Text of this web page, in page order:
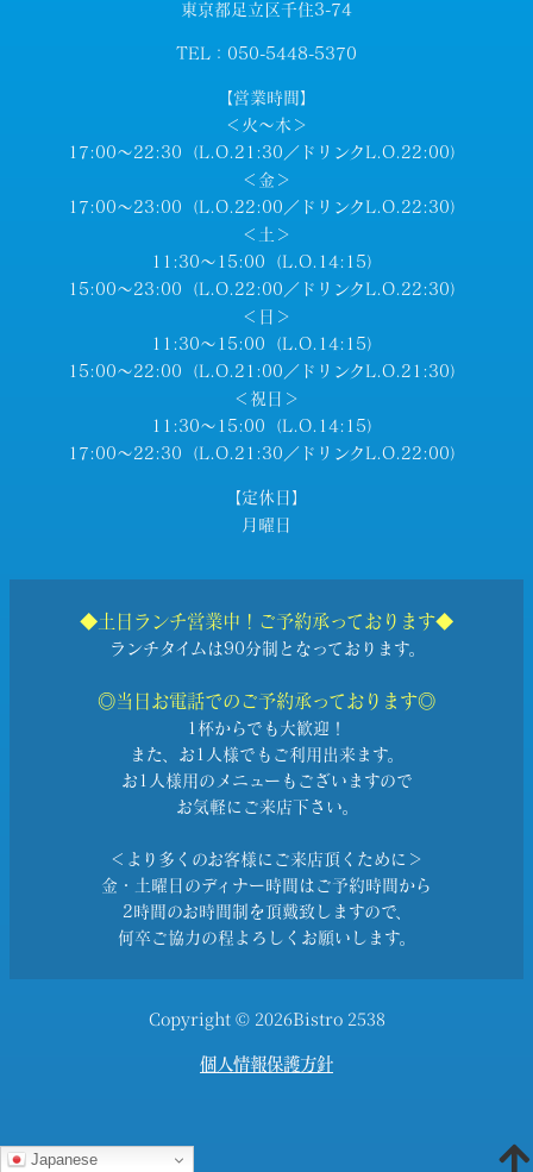
東京都足立区千住3-74
TEL：050-5448-5370
【営業時間】
＜火～木＞
17:00～22:30（L.O.21:30／ドリンクL.O.22:00）
＜金＞
17:00～23:00（L.O.22:00／ドリンクL.O.22:30）
＜土＞
11:30～15:00（L.O.14:15）
15:00～23:00（L.O.22:00／ドリンクL.O.22:30）
＜日＞
11:30～15:00（L.O.14:15）
15:00～22:00（L.O.21:00／ドリンクL.O.21:30）
＜祝日＞
11:30～15:00（L.O.14:15）
17:00～22:30（L.O.21:30／ドリンクL.O.22:00）
【定休日】
月曜日
◆土日ランチ営業中！ご予約承っております◆
ランチタイムは90分制となっております。
◎当日お電話でのご予約承っております◎
1杯からでも大歓迎！
また、お1人様でもご利用出来ます。
お1人様用のメニューもございますので
お気軽にご来店下さい。
＜より多くのお客様にご来店頂くために＞
金・土曜日のディナー時間はご予約時間から
2時間のお時間制を頂戴致しますので、
何卒ご協力の程よろしくお願いします。
Copyright © 2026Bistro 2538
個人情報保護方針
Japanese